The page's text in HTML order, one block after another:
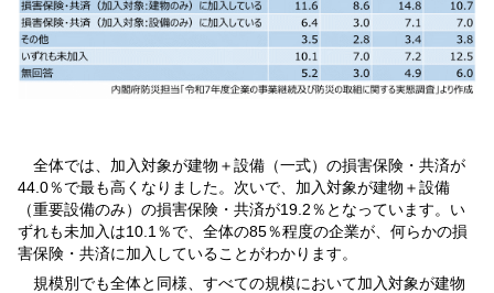
全体では、加入対象が建物＋設備（一式）の損害保険・共済が
44.0％で最も高くなりました。次いで、加入対象が建物＋設備
（重要設備のみ）の損害保険・共済が19.2％となっています。い
ずれも未加入は10.1％で、全体の85％程度の企業が、何らかの損
害保険・共済に加入していることがわかります。
規模別でも全体と同様、すべての規模において加入対象が建物